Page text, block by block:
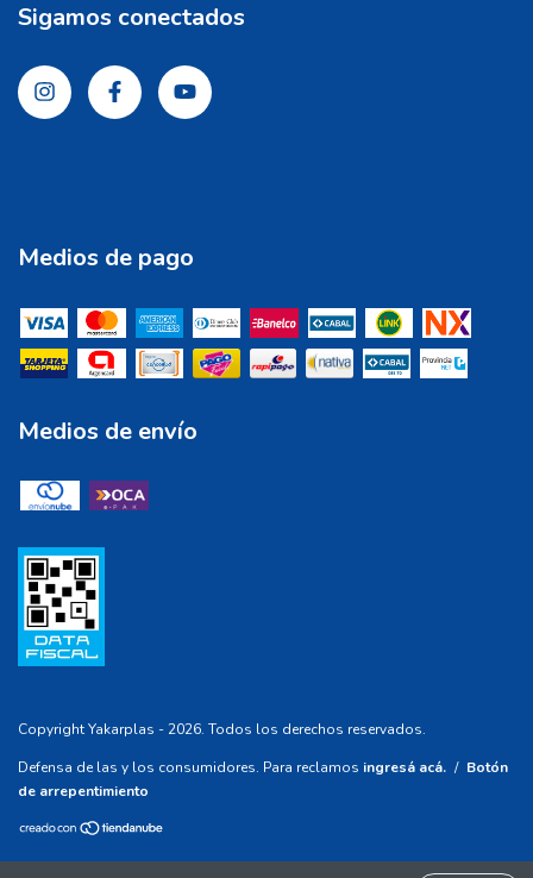
Sigamos conectados
Medios de pago
Medios de envío
Copyright Yakarplas - 2026. Todos los derechos reservados.
Defensa de las y los consumidores. Para reclamos ingresá acá. / Botón
de arrepentimiento